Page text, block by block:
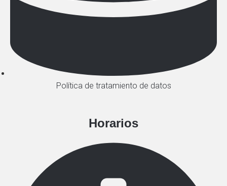
Política de tratamiento de datos
Horarios